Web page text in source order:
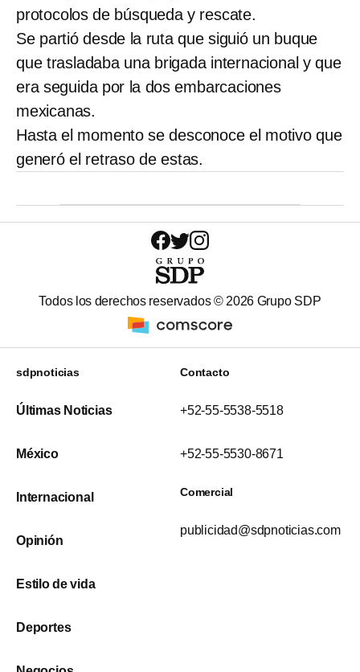
protocolos de búsqueda y rescate.
Se partió desde la ruta que siguió un buque
que trasladaba una brigada internacional y que
era seguida por la dos embarcaciones
mexicanas.
Hasta el momento se desconoce el motivo que
generó el retraso de estas.
Todos los derechos reservados ©2026 Grupo SDP
sdpnoticias
Últimas Noticias
México
Internacional
Opinión
Estilo de vida
Deportes
Contacto
+52-55-5538-5518
+52-55-5530-8671
Comercial
publicidad@sdpnoticias.com